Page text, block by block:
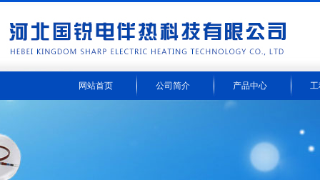
网站首页 公司简介 产品中心